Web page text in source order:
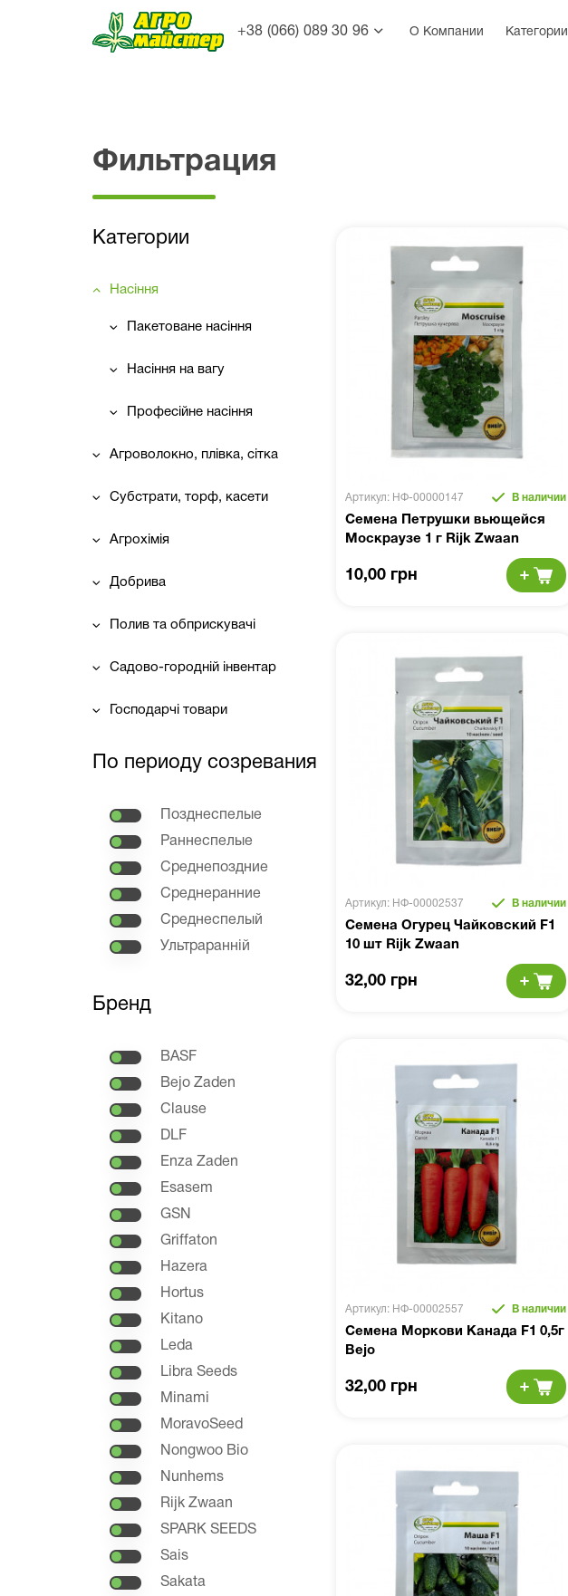
+38 (066) 089 30 96 О Компании Категории
Фильтрация
Категории
Насіння
Пакетоване насіння
Насіння на вагу
Професійне насіння
Агроволокно, плівка, сітка
Субстрати, торф, касети
Агрохімія
Добрива
Полив та обприскувачі
Садово-городній інвентар
Господарчі товари
По периоду созревания
Позднеспелые
Раннеспелые
Среднепоздние
Среднеранние
Среднеспелый
Ультраранній
Бренд
BASF
Bejo Zaden
Clause
DLF
Enza Zaden
Esasem
GSN
Griffaton
Hazera
Hortus
Kitano
Leda
Libra Seeds
Minami
MoravoSeed
Nongwoo Bio
Nunhems
Rijk Zwaan
SPARK SEEDS
Sais
Sakata
Артикул: НФ-00000147 В наличии
Семена Петрушки вьющейся
Москраузе 1 г Rijk Zwaan
10,00 грн
Артикул: НФ-00002537 В наличии
Семена Огурец Чайковский F1
10 шт Rijk Zwaan
32,00 грн
Артикул: НФ-00002557 В наличии
Семена Моркови Канада F1 0,5г
Bejo
32,00 грн